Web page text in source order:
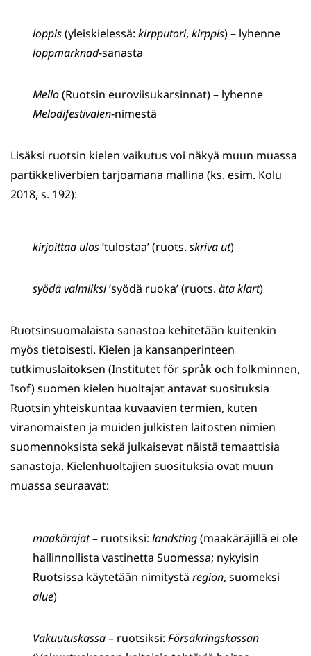
loppis(yleiskielessä: kirpputori, kirppis) – lyhenne
loppmarknad-sanasta
Mello(Ruotsin euroviisukarsinnat) – lyhenne
Melodifestivalen-nimestä
Lisäksi ruotsin kielen vaikutus voi näkyä muun muassa
partikkeliverbien tarjoamana mallina (ks. esim. Kolu
2018, s. 192):
kirjoittaa ulos’tulostaa’ (ruots. skriva ut)
syödä valmiiksi’syödä ruoka’ (ruots. äta klart)
Ruotsinsuomalaista sanastoa kehitetään kuitenkin
myös tietoisesti. Kielen ja kansanperinteen
tutkimuslaitoksen (Institutet för språk och folkminnen,
Isof) suomen kielen huoltajat antavat suosituksia
Ruotsin yhteiskuntaa kuvaavien termien, kuten
viranomaisten ja muiden julkisten laitosten nimien
suomennoksista sekä julkaisevat näistä temaattisia
sanastoja. Kielenhuoltajien suosituksia ovat muun
muassa seuraavat:
maakäräjät– ruotsiksi: landsting(maakäräjillä ei ole
hallinnollista vastinetta Suomessa; nykyisin
Ruotsissa käytetään nimitystä region, suomeksi
alue)
Vakuutuskassa– ruotsiksi: Försäkringskassan